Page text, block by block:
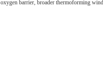
oxygen barrier, broader thermoforming